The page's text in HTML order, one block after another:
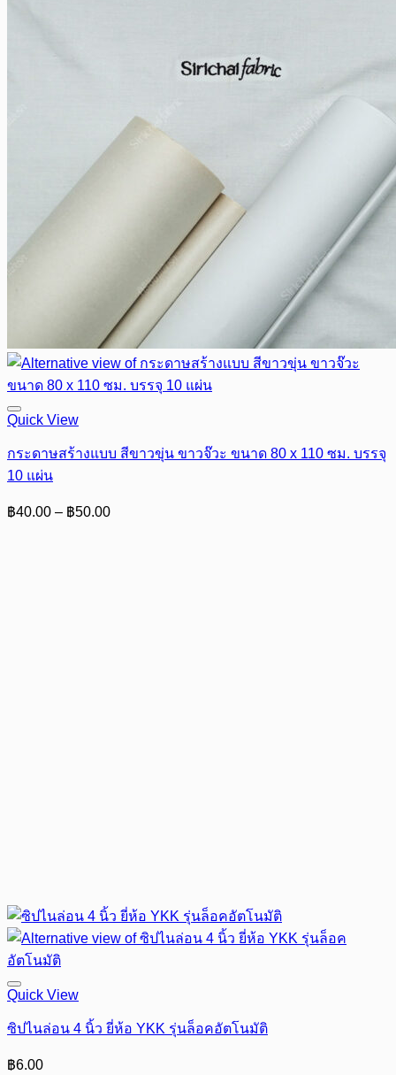
Quick View
กระดาษสร้างแบบ สีขาวขุ่น ขาวจ๊วะ ขนาด 80 x 110 ซม. บรรจุ
10 แผ่น
฿40.00 – ฿50.00Price
Quick View
ซิปไนล่อน 4 นิ้ว ยี่ห้อ YKK รุ่นล็อคอัตโนมัติ
฿6.00